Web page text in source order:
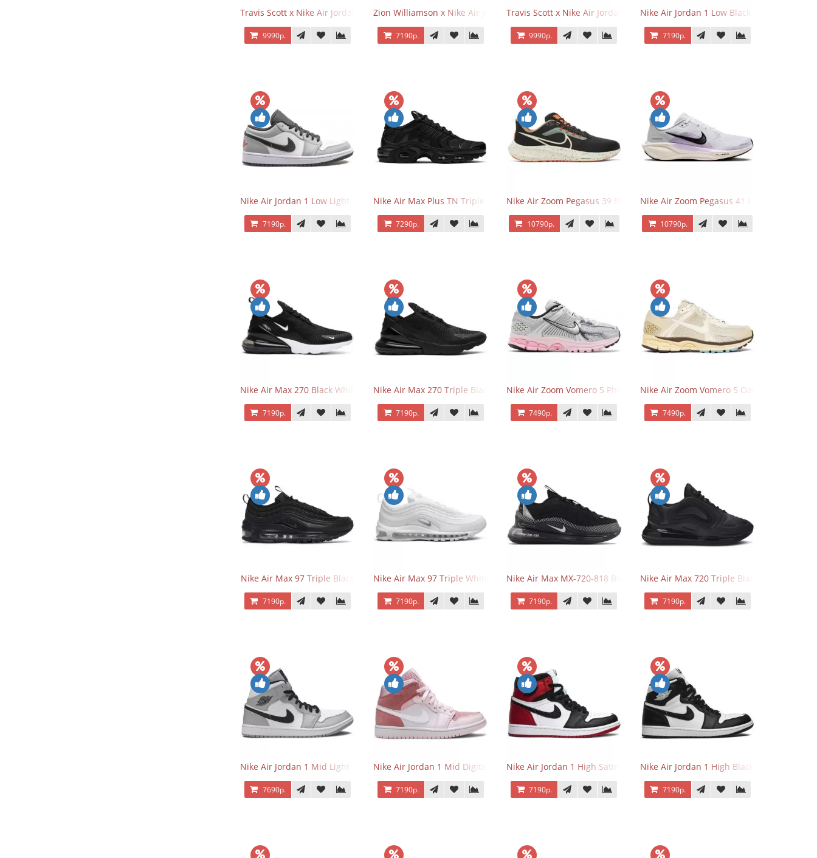
Travis Scott x Nike Air Jordan 1 Retro Low OG SP Black Phantom
9990р.
Zion Williamson x Nike Air Jordan 1 Retro Low OG Voodoo
7190р.
Travis Scott x Nike Air Jordan 1 Retro Low OG SP Olive
9990р.
Nike Air Jordan 1 Low Black Toe
7190р.
Nike Air Jordan 1 Low Light Smoke Grey
7190р.
Nike Air Max Plus TN Triple Black
7290р.
Nike Air Zoom Pegasus 39 Black White Orange
10790р.
Nike Air Zoom Pegasus 41 Lilac Bloom
10790р.
Nike Air Max 270 Black White
7190р.
Nike Air Max 270 Triple Black
7190р.
Nike Air Zoom Vomero 5 Photon Dust Pink Foam
7490р.
Nike Air Zoom Vomero 5 Oatmeal
7490р.
Nike Air Max 97 Triple Black
7190р.
Nike Air Max 97 Triple White
7190р.
Nike Air Max MX-720-818 Black
7190р.
Nike Air Max 720 Triple Black
7190р.
Nike Air Jordan 1 Mid Light Smoke Grey
7690р.
Nike Air Jordan 1 Mid Digital Pink
7190р.
Nike Air Jordan 1 High Satin Black Toe
7190р.
Nike Air Jordan 1 High Black White
7190р.